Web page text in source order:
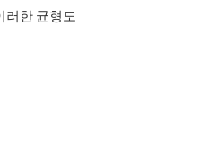
러한 균형도